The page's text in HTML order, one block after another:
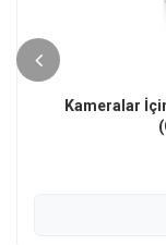
12 Volt 20 Amper